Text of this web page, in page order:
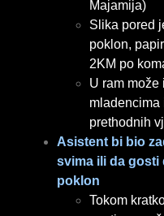
Majamija)
Slika pored
poklon,
2KM po
U ram može
mladencima
prethodnih
Asistent bi bio
svima ili da gosti
poklon
Tokom